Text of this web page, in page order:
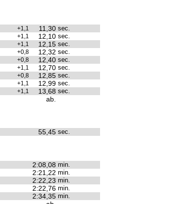
+1,1 11,30 sec.
+1,1 12,10 sec.
+1,1 12,15 sec.
+0,8 12,32 sec.
+0,8 12,40 sec.
+1,1 12,70 sec.
+0,8 12,85 sec.
+1,1 12,99 sec.
+1,1 13,68 sec.
ab.
55,45 sec.
2:08,08 min.
2:21,22 min.
2:22,23 min.
2:22,76 min.
2:34,35 min.